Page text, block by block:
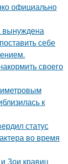
официально
вынуждена
себе
своего
к
статус
во время
Зои кравиц